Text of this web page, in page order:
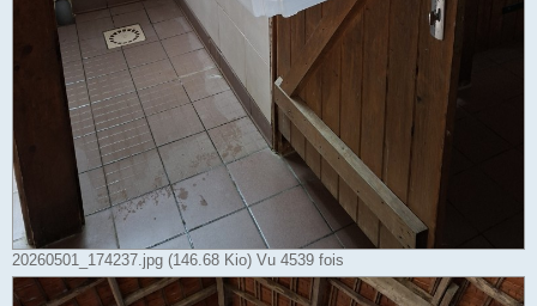
20260501_174237.jpg (146.68 Kio) Vu 4539 fois